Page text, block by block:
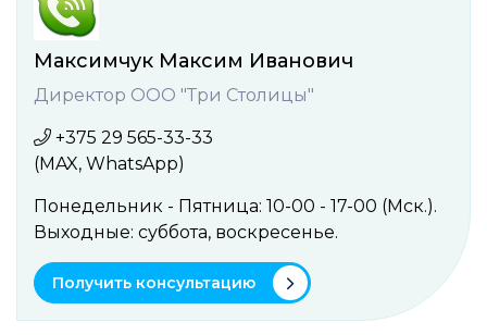
Максимчук Максим Иванович
Директор ООО "Три Столицы"
+375 29 565-33-33
(MAX, WhatsApp)
Понедельник - Пятница: 10-00 - 17-00 (Мск.).
Выходные: cуббота, воcкресенье.
Получить консультацию